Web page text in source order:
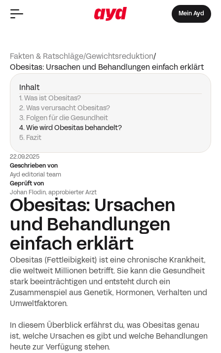
Mein Ayd
Fakten & Ratschläge/Gewichtsreduktion/
Obesitas: Ursachen und Behandlungen einfach erklärt
Inhalt
1. Was ist Obesitas?
2. Was verursacht Obesitas?
3. Folgen für die Gesundheit
4. Wie wird Obesitas behandelt?
5. Fazit
22.09.2025
Geschrieben von
Ayd editorial team
Geprüft von
Johan Flodin, approbierter Arzt
Obesitas: Ursachen
und Behandlungen
einfach erklärt
Obesitas (Fettleibigkeit) ist eine chronische Krankheit,
die weltweit Millionen betrifft. Sie kann die Gesundheit
stark beeinträchtigen und entsteht durch ein
Zusammenspiel aus Genetik, Hormonen, Verhalten und
Umweltfaktoren.
In diesem Überblick erfährst du, was Obesitas genau
ist, welche Ursachen es gibt und welche Behandlungen
heute zur Verfügung stehen.